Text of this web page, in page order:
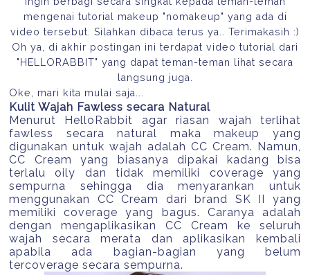
mengenai tutorial makeup "nomakeup" yang ada di
video tersebut. Silahkan dibaca terus ya.. Terimakasih :)
Oh ya, di akhir postingan ini terdapat video tutorial dari
"HELLORABBIT" yang dapat teman-teman lihat secara
langsung juga.
Oke, mari kita mulai saja...
Kulit Wajah Fawless secara Natural
Menurut HelloRabbit agar riasan wajah terlihat
fawless secara natural maka makeup yang
digunakan untuk wajah adalah CC Cream. Namun,
CC Cream yang biasanya dipakai kadang bisa
terlalu oily dan tidak memiliki coverage yang
sempurna sehingga dia menyarankan untuk
menggunakan CC Cream dari brand SK II yang
memiliki coverage yang bagus. Caranya adalah
dengan mengaplikasikan CC Cream ke seluruh
wajah secara merata dan aplikasikan kembali
apabila ada bagian-bagian yang belum
tercoverage secara sempurna.